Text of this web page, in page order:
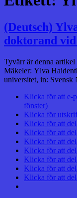
(Deutsch)
doktorand
Tyvärr är denna
Mäkeler: Ylva
universitet, in: Svensk
Klicka för att e-
fönster)
Klicka för
Klicka för att
Klicka för att
Klicka för att
Klicka för att
Klicka för att
Klicka för att
Klicka för att